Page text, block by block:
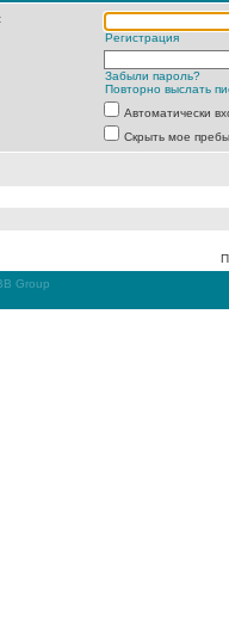
Регистрация
Забыли пароль?
Повторно выслать
Автоматически
Скрыть мое
Group